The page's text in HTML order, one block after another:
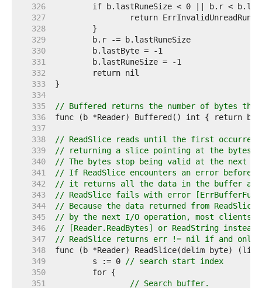
   326
   327
   328
   329
   330
   331
   332
   333
   334
   335
// Buffered returns the number of bytes
   336
   337
   338
// ReadSlice reads until the first
   339
// returning a slice pointing at the bytes
   340
// The bytes stop being valid at the next
   341
// If ReadSlice encounters an error before
   342
// it returns all the data in the buffer
   343
// ReadSlice fails with error
   344
// Because the data returned from
   345
// by the next I/O operation, most clients
   346
// [Reader.ReadBytes] or ReadString instead.
   347
// ReadSlice returns err != nil if and only
   348
   349
	s := 0
// search start index
   350
   351
// Search buffer.